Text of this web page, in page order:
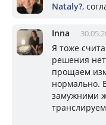
Nataly?,
Inna
Я тоже
решения
прощаем
нормально.
замужними